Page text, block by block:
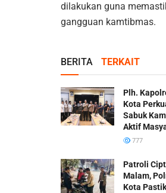
dilakukan guna
gangguan kamtibmas.
BERITA TERKAIT
Plh.
Kota
Sabuk
Aktif
777
Patroli
Malam,
Kota